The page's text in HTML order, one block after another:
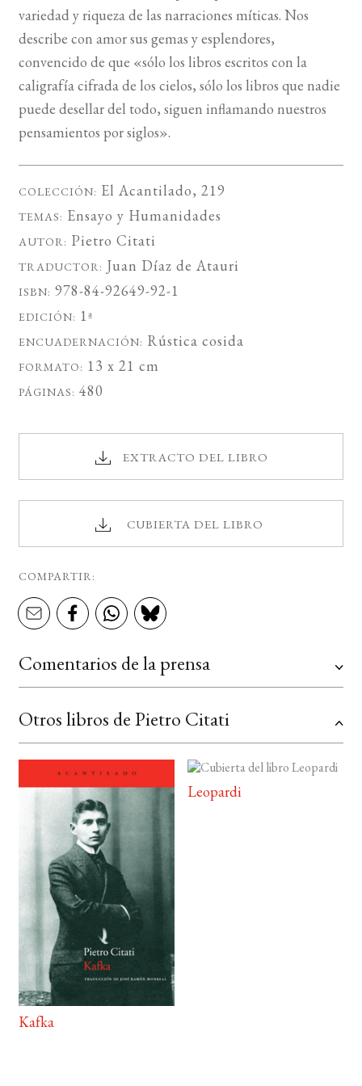
variedad y riqueza de las narraciones míticas. Nos
describe con amor sus gemas y esplendores,
convencido de que «sólo los libros escritos con la
caligrafía cifrada de los cielos, sólo los libros que nadie
puede desellar del todo, siguen inflamando nuestros
pensamientos por siglos».
COLECCIÓN: El Acantilado, 219
TEMAS: Ensayo y Humanidades
AUTOR: Pietro Citati
TRADUCTOR: Juan Díaz de Atauri
ISBN: 978-84-92649-92-1
EDICIÓN: 1ª
ENCUADERNACIÓN: Rústica cosida
FORMATO: 13 x 21 cm
PÁGINAS: 480
EXTRACTO DEL LIBRO
CUBIERTA DEL LIBRO
COMPARTIR:
Comentarios de la prensa
Otros libros de Pietro Citati
Kafka
Leopardi